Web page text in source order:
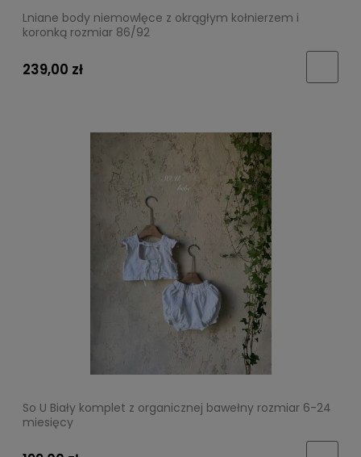
Lniane body niemowlęce z okrągłym kołnierzem i
koronką rozmiar 86/92
239,00 zł
So U Biały komplet z organicznej bawełny rozmiar 6-24
miesięcy